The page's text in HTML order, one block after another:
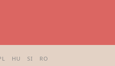
HU SI RO